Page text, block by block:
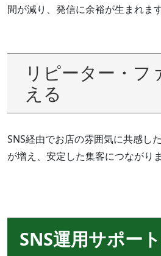
間が減り、発信に余裕が生まれます
リピーター・フ
える
SNS経由でお店の雰囲気に共感し
が増え、安定した集客につながりま
SNS運用サポー